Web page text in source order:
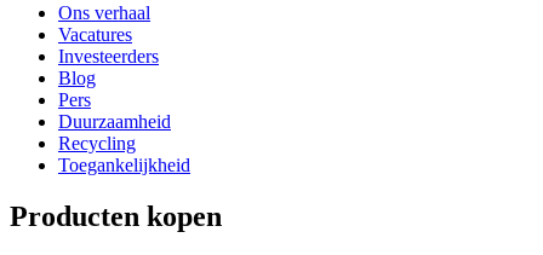
Ons verhaal
Vacatures
Investeerders
Blog
Pers
Duurzaamheid
Recycling
Toegankelijkheid
Producten kopen